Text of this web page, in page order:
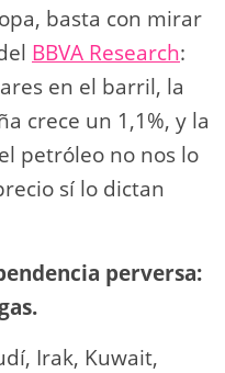
basta con mirar
BBVA Research:
en el barril, la
crece un 1,1%, y la
petróleo no nos lo
sí lo dictan
perversa:
Irak, Kuwait,